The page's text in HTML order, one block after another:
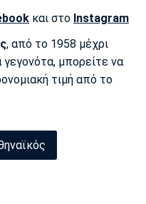
Μαρσέιγ
και στο Instagram
, από το 1958 μέχρι
μπορείτε να
τιμή από το